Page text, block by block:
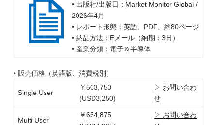
• 出版社/出版日： Market Monitor Global/
2026年4月
• レポート形態：英語、PDF、約80ページ
• 納品方法：Eメール（納期：3日）
• 産業分類：電子＆半導体
• 販売価格（英語版、消費税別）
Single User
￥503,750
(USD3,250)
▷ お問い合わ
せ
Multi User
￥654,875
▷ お問い合わ